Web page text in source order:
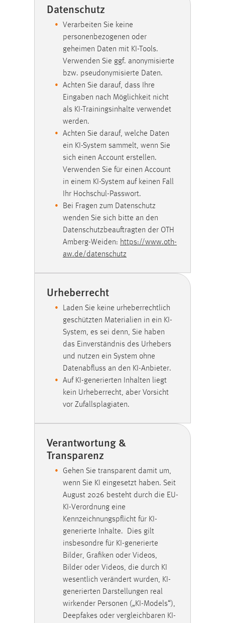
Datenschutz
Verarbeiten Sie keine
personenbezogenen oder
geheimen Daten mit KI-Tools.
Verwenden Sie ggf. anonymisierte
bzw. pseudonymisierte Daten.
Achten Sie darauf, dass Ihre
Eingaben nach Möglichkeit nicht
als KI-Trainingsinhalte verwendet
werden.
Achten Sie darauf, welche Daten
ein KI-System sammelt, wenn Sie
sich einen Account erstellen.
Verwenden Sie für einen Account
in einem KI-System auf keinen Fall
Ihr Hochschul-Passwort.
Bei Fragen zum Datenschutz
wenden Sie sich bitte an den
Datenschutzbeauftragten der OTH
Amberg-Weiden: https://www.oth-
aw.de/datenschutz
Urheberrecht
Laden Sie keine urheberrechtlich
geschützten Materialien in ein KI-
System, es sei denn, Sie haben
das Einverständnis des Urhebers
und nutzen ein System ohne
Datenabfluss an den KI-Anbieter.
Auf KI-generierten Inhalten liegt
kein Urheberrecht, aber Vorsicht
vor Zufallsplagiaten.
Verantwortung &
Transparenz
Gehen Sie transparent damit um,
wenn Sie KI eingesetzt haben. Seit
August 2026 besteht durch die EU-
KI-Verordnung eine
Kennzeichnungspflicht für KI-
generierte Inhalte. Dies gilt
insbesondre für KI-generierte
Bilder, Grafiken oder Videos,
Bilder oder Videos, die durch KI
wesentlich verändert wurden, KI-
generierten Darstellungen real
wirkender Personen („KI-Models“),
Deepfakes oder vergleichbaren KI-
STATISTIK
Statistik Cookies erfassen Informationen anonym.
Diese Informationen helfen uns zu verstehen, wie
unsere Besucher unsere Website nutzen.
Matomo
_pk_ref, _pk_cvar, _pk_id, _pk_ses
Zweck:
Zugriffsstatistik
Cookie Laufzeit:
Max. 13 Monate
MARKETING
Marketing Cookies werden von Drittanbietern
verwendet, um personalisierte Werbung anzuzeigen.
Sie tun dies, indem sie Besucher über Websites
Google Ads
Name:
Conversion-Tracking
Cookie Laufzeit:
Facebook Pixel
Name:
Anbieter:
Facebook
Conversion-Tracking
Cookie Laufzeit:
3 Monate
EXTERNE MEDIEN
Um Inhalte von Videoplattformen und Social Media